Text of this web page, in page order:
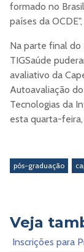
formado no
países da
Na parte final do
TIGSaúde
avaliativo da
Autoavaliação
Tecnologias da
esta quarta-feira,
pós-graduação
Veja
Inscrições para